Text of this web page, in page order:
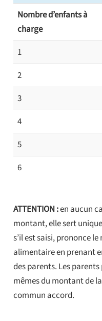
Nombre d’enfants à
charge
1
2
3
4
5
6
ATTENTION :en aucun
montant, elle sert
s’il est saisi, prononce
alimentaire en prenant
des parents. Les
mêmes du montant de
commun accord.